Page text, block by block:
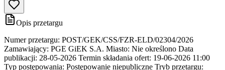
Opis przetargu
Numer przetargu: POST/GEK/CSS/FZR-ELD/02304/2026
Zamawiający: PGE GiEK S.A. Miasto: Nie określono Data
publikacji: 28-05-2026 Termin składania ofert: 19-06-2026 11:00
Typ postępowania: Postępowanie niepubliczne Tryb przetargu: